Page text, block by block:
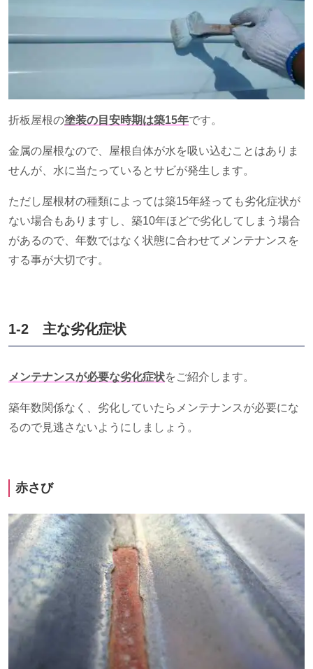
折板屋根の塗装の目安時期は築15年です。
金属の屋根なので、屋根自体が水を吸い込むことはありま
せんが、水に当たっているとサビが発生します。
ただし屋根材の種類によっては築15年経っても劣化症状が
ない場合もありますし、築10年ほどで劣化してしまう場合
があるので、年数ではなく状態に合わせてメンテナンスを
する事が大切です。
1-2 主な劣化症状
メンテナンスが必要な劣化症状をご紹介します。
築年数関係なく、劣化していたらメンテナンスが必要にな
るので見逃さないようにしましょう。
赤さび